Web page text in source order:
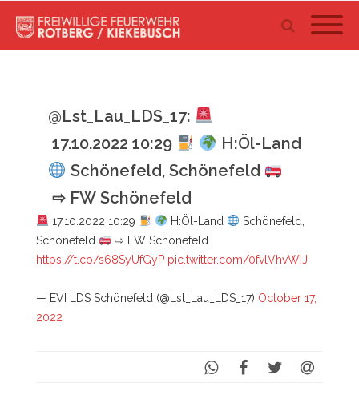
@Lst_Lau_LDS_17:
17.10.2022 10:29
H:Öl-Land
Schönefeld, Schönefeld
⇨ FW Schönefeld
17.10.2022 10:29 H:Öl-Land
Schönefeld,
Schönefeld
⇨ FW Schönefeld
https://t.co/s68SyUfGyP pic.twitter.com/0fvlVhvWIJ
— EVI LDS Schönefeld (@Lst_Lau_LDS_17) October 17,
2022